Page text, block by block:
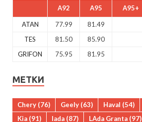
A92 A95 A95+
ATAN 77.99 81.49
TES
81.50 85.90
GRIFON
75.95 81.95
МЕТКИ
Chery (76) Geely (63) Haval (54)
Kia (91) lada (87) LAda Granta (97)